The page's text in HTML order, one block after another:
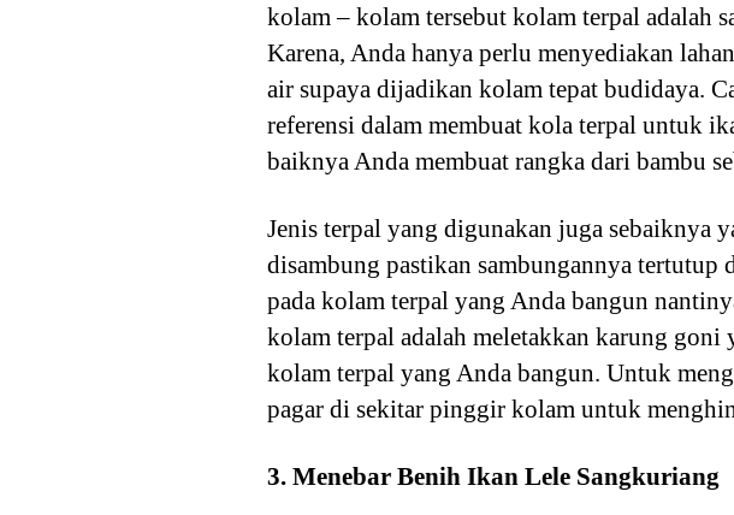
kolam – kolam tersebut kolam terpal adalah
Karena, Anda hanya perlu menyediakan
air supaya dijadikan kolam tepat budidaya.
referensi dalam membuat kola terpal untuk
baiknya Anda membuat rangka dari bambu
Jenis terpal yang digunakan juga sebaiknya
disambung pastikan sambungannya tertutup
pada kolam terpal yang Anda bangun
kolam terpal adalah meletakkan karung
kolam terpal yang Anda bangun. Untuk
pagar di sekitar pinggir kolam untuk
3. Menebar Benih Ikan Lele Sangkuriang